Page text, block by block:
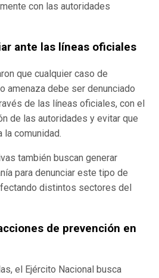
con las autoridades
ante las líneas oficiales
que cualquier caso de
amenaza debe ser denunciado
de las líneas oficiales, con el
de las autoridades y evitar que
comunidad.
también buscan generar
para denunciar este tipo de
distintos sectores del
de prevención en
el Ejército Nacional busca